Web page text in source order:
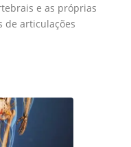
e as próprias
de articulações